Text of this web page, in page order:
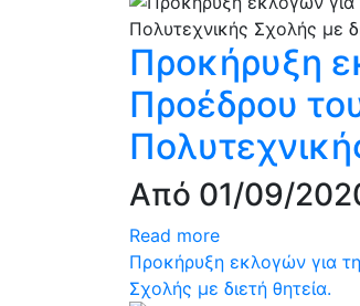
Προκήρυξη
Προέδρου
Από 01/09/
Read more
Προκήρυξη εκλογών για
Σχολής με διετή θητεία.